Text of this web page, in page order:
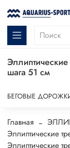
шага 51 см
БЕГОВЫЕ
Главная
Эллиптические
Эллиптические